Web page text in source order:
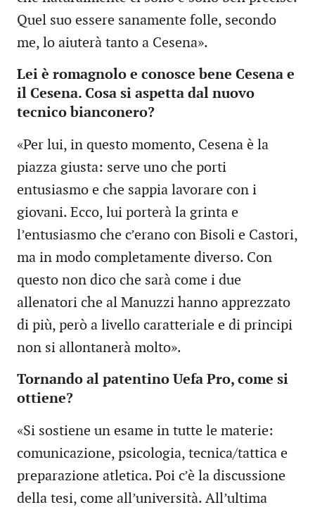
Quel suo essere sanamente folle, secondo
me, lo aiuterà tanto a Cesena».
Lei è romagnolo e conosce bene Cesena e
il Cesena. Cosa si aspetta dal nuovo
tecnico bianconero?
«Per lui, in questo momento, Cesena è la
piazza giusta: serve uno che porti
entusiasmo e che sappia lavorare con i
giovani. Ecco, lui porterà la grinta e
l’entusiasmo che c’erano con Bisoli e Castori,
ma in modo completamente diverso. Con
questo non dico che sarà come i due
allenatori che al Manuzzi hanno apprezzato
di più, però a livello caratteriale e di principi
non si allontanerà molto».
Tornando al patentino Uefa Pro, come si
ottiene?
«Si sostiene un esame in tutte le materie:
comunicazione, psicologia, tecnica/tattica e
preparazione atletica. Poi c’è la discussione
della tesi, come all’università. All’ultima